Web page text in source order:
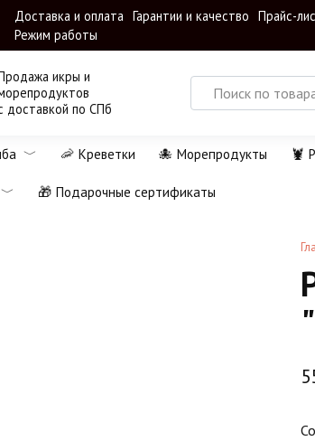
Доставка и оплата Гарантии и качество Прайс-
Режим работы
икры и
доставкой по СПб
Search
for:
🦐 Креветки 🐙 Морепродукты 🦞
🎁 Подарочные сертификаты